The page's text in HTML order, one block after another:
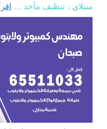
سبلاي ، تنظيف مآخذ ...